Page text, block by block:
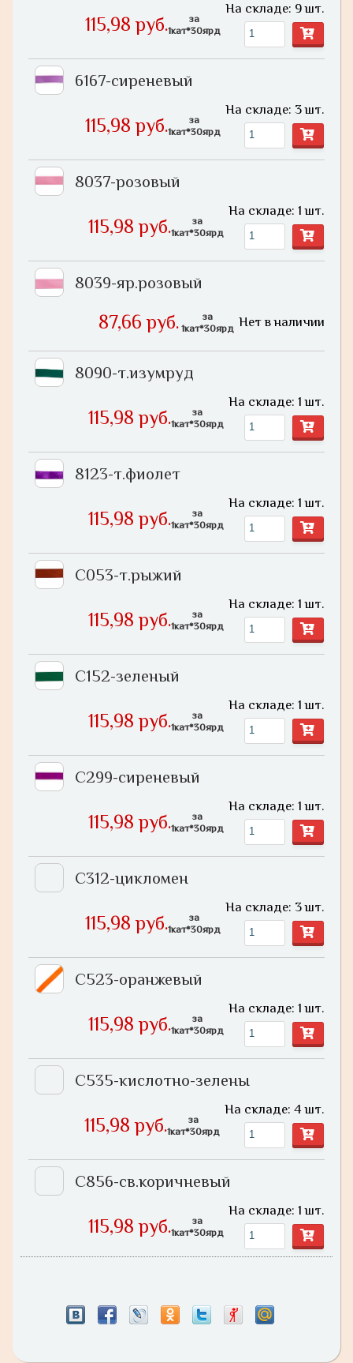
115,98 руб.
за
1кат*30ярд
На складе: 9 шт.
6167-сиреневый
115,98 руб.
за
1кат*30ярд
На складе: 3 шт.
8037-розовый
115,98 руб.
за
1кат*30ярд
На складе: 1 шт.
8039-яр.розовый
87,66 руб.
за
1кат*30ярд Нет в наличии
8090-т.изумруд
115,98 руб.
за
1кат*30ярд
На складе: 1 шт.
8123-т.фиолет
115,98 руб.
за
1кат*30ярд
На складе: 1 шт.
С053-т.рыжий
115,98 руб.
за
1кат*30ярд
На складе: 1 шт.
С152-зеленый
115,98 руб.
за
1кат*30ярд
На складе: 1 шт.
С299-сиреневый
115,98 руб.
за
1кат*30ярд
На складе: 1 шт.
С312-цикломен
115,98 руб.
за
1кат*30ярд
На складе: 3 шт.
С523-оранжевый
115,98 руб.
за
1кат*30ярд
На складе: 1 шт.
С535-кислотно-зелены
115,98 руб.
за
1кат*30ярд
На складе: 4 шт.
С856-св.коричневый
115,98 руб.
за
1кат*30ярд
На складе: 1 шт.